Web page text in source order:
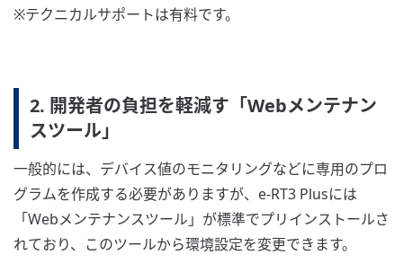
※テクニカルサポートは有料です。
2. 開発者の負担を軽減す「Webメンテナン
スツール」
一般的には、デバイス値のモニタリングなどに専用のプロ
グラムを作成する必要がありますが、e-RT3 Plusには
「Webメンテナンスツール」が標準でプリインストールさ
れており、このツールから環境設定を変更できます。